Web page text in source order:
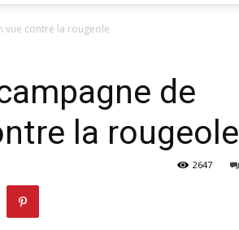
vue contre la rougeole
de
la rougeole
2647